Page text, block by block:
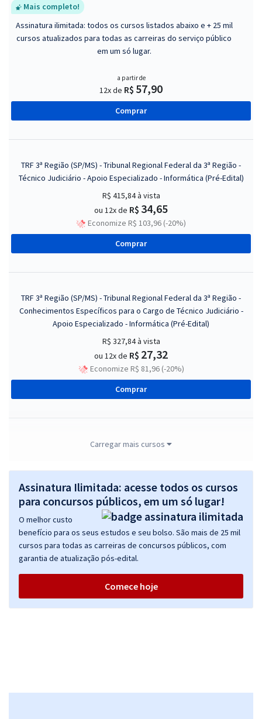
Mais completo!
Assinatura ilimitada: todos os cursos listados abaixo e + 25 mil
cursos atualizados para todas as carreiras do serviço público
em um só lugar.
a partir de
12x de R$ 57,90
Comprar
TRF 3ª Região (SP/MS) - Tribunal Regional Federal da 3ª Região -
Técnico Judiciário - Apoio Especializado - Informática (Pré-Edital)
R$ 415,84à vista
ou 12x de R$ 34,65
Economize R$ 103,96 (-20%)
Comprar
TRF 3ª Região (SP/MS) - Tribunal Regional Federal da 3ª Região -
Conhecimentos Específicos para o Cargo de Técnico Judiciário -
Apoio Especializado - Informática (Pré-Edital)
R$ 327,84à vista
ou 12x de R$ 27,32
Economize R$ 81,96 (-20%)
Comprar
TRF 3ª Região (SP/MS) - Tribunal Regional Federal da 3ª Região -
R$ 375,84à vista
ou 12x de R$31,32
Economize R$ 93,96 (-20%)
Comprar
TRF 3ª Região (SP/MS) - Tribunal Regional Federal da 3ª Região -
Conhecimentos Específicos para o Cargo de Analista Judiciário -
Área Judiciária
Carregar mais cursos
Assinatura Ilimitada: acesse todos os cursos
para concursos públicos, em um só lugar!
O melhor custo
benefício para os seus estudos e seu bolso. São mais de 25 mil
cursos para todas as carreiras de concursos públicos, com
garantia de atualização pós-edital.
Comece hoje